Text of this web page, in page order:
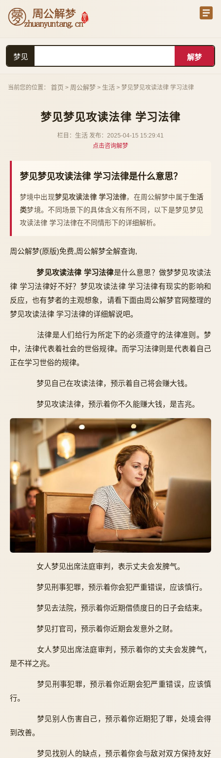
梦见
当前您的位置： 首页 > 周公解梦 > 生活 > 梦见梦见攻读法律 学习法律
梦见梦见攻读法律 学习法律
栏目： 生活 发布：2025-04-15 15:29:41
点击咨询解梦
梦见梦见攻读法律 学习法律是什么意思？
梦境中出现梦见攻读法律 学习法律，在周公解梦中属于生活
类梦境。不同场景下的具体含义有所不同，以下是梦见梦见
攻读法律 学习法律在不同情形下的详细解析。
周公解梦(原版)免费,周公解梦全解查询,
梦见攻读法律 学习法律是什么意思？做梦梦见攻读法
律 学习法律好不好？梦见攻读法律 学习法律有现实的影响和
反应，也有梦者的主观想象，请看下面由周公解梦官网整理的
梦见攻读法律 学习法律的详细解说吧。
法律是人们给行为所定下的必须遵守的法律准则。梦
中，法律代表着社会的世俗规律。而学习法律则是代表着自己
正在学习世俗的规律。
梦见自己在攻读法律，预示着自己将会赚大钱。
梦见攻读法律，预示着你不久能赚大钱，是吉兆。
女人梦见出席法庭审判，表示丈夫会发脾气。
梦见刑事犯罪，预示着你会犯严重错误，应该慎行。
梦见去法院，预示着你近期借债度日的日子会结束。
梦见打官司，预示着你近期会发意外之财。
女人梦见出席法庭审判，预示着你的丈夫会发脾气，
是不祥之兆。
梦见刑事犯罪，预示着你近期会犯严重错误，应该慎
行。
梦见别人伤害自己，预示着你近期犯了罪，处境会得
到改善。
梦见找别人的缺点，预示着你会与敌对双方保持友好